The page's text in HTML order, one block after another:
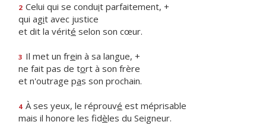
2 Celui qui se conduit parfaitement, +
qui agit avec justice
et dit la vérité selon son cœur.
3 Il met un frein à sa langue, +
ne fait pas de tort à son frère
et n'outrage pas son prochain.
4 À ses yeux, le réprouvé est méprisable
mais il honore les fidèles du Seigneur.